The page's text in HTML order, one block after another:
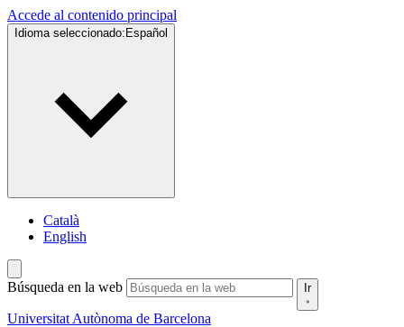
Accede al contenido principal
Idioma seleccionado: Español
Català
English
Búsqueda en la web Ir
Universitat Autònoma de Barcelona